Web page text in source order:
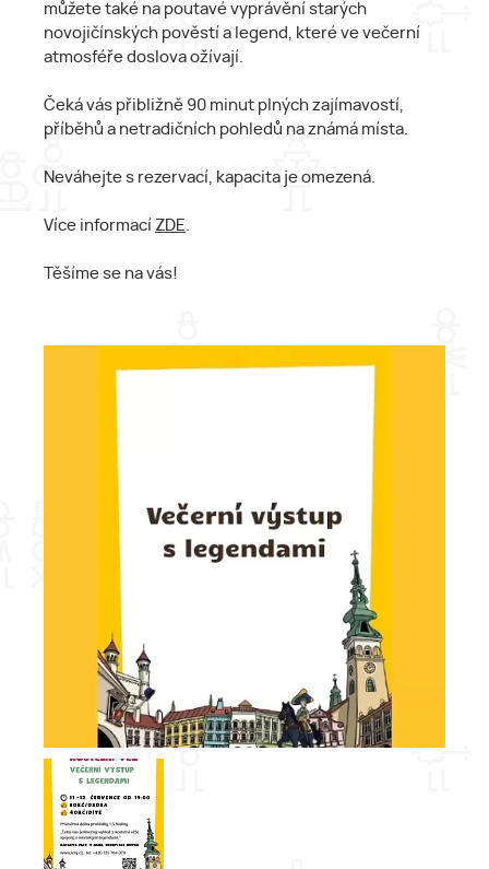
můžete také na poutavé vyprávění starých
novojičínských pověstí a legend, které ve večerní
atmosféře doslova ožívají.
Čeká vás přibližně 90 minut plných zajímavostí,
příběhů a netradičních pohledů na známá místa.
Neváhejte s rezervací, kapacita je omezená.
Více informací ZDE.
Těšíme se na vás!